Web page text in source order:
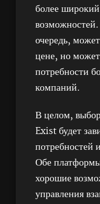
более
очередь,
цене, но
потребности
компаний.
В целом,
Exist будет
потребностей
Обе
хорошие
управления